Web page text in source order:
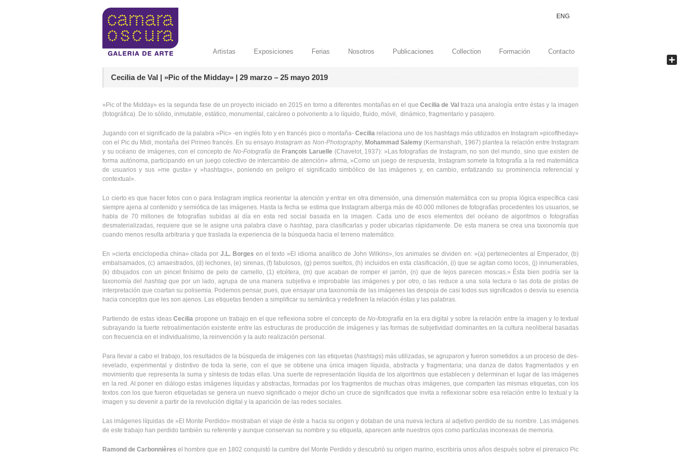
ENG
Artistas Exposiciones Ferias Nosotros Publicaciones Collection Formación Contacto
Cecilia de Val | »Pic of the Midday» | 29 marzo – 25 mayo 2019
»Pic of the Midday» es la segunda fase de un proyecto iniciado en 2015 en torno a diferentes montañas en el que Cecilia de Val traza una analogía entre éstas y la imagen
(fotográfica). De lo sólido, inmutable, estático, monumental, calcáreo o polvoriento a lo líquido, fluido, móvil, dinámico, fragmentario y pasajero.
Jugando con el significado de la palabra »Pic» -en inglés foto y en francés pico o montaña- Ceciliarelaciona uno de los hashtags más utilizados en Instagram »picoftheday»
con el Pic du Midi, montaña del Pirineo francés. En su ensayoInstagram as Non-Photography, Mohammad Salemy (Kermanshah, 1967) plantea la relación entre Instagram
y su océano de imágenes, con el concepto de No-Fotografía de François Laruelle (Chavelot, 1937): »Las fotografías de Instagram, no son del mundo, sino que existen de
forma autónoma, participando en un juego colectivo de intercambio de atención» afirma, »Como un juego de respuesta, Instagram somete la fotografía a la red matemática
de usuarios y sus »me gusta» y »hashtags», poniendo en peligro el significado simbólico de las imágenes y, en cambio, enfatizando su prominencia referencial y
contextual».
Lo cierto es que hacer fotos con o para Instagram implica reorientar la atención y entrar en otra dimensión, una dimensión matemática con su propia lógica específica casi
siempre ajena al contenido y semiótica de las imágenes. Hasta la fecha se estima que Instagram alberga más de 40.000 millones de fotografías procedentes los usuarios, se
habla de 70 millones de fotografías subidas al día en esta red social basada en la imagen. Cada uno de esos elementos del océano de algoritmos o fotografías
desmaterializadas, requiere que se le asigne una palabra clave o hashtag, para clasificarlas y poder ubicarlas rápidamente. De esta manera se crea una taxonomía que
cuando menos resulta arbitraria y que traslada la experiencia de la búsqueda hacia el terreno matemático.
En »cierta enciclopedia china» citada porJ.L. Borges en el texto »El idioma analítico de John Wilkins», los animales se dividen en: »(a) pertenecientes al Emperador, (b)
embalsamados, (c) amaestrados, (d) lechones, (e) sirenas, (f) fabulosos, (g) perros sueltos, (h) incluidos en esta clasificación, (i) que se agitan como locos, (j) innumerables,
(k) dibujados con un pincel finísimo de pelo de camello, (1) etcétera, (m) que acaban de romper el jarrón, (n) que de lejos parecen moscas.» Ésta bien podría ser la
taxonomía del hashtagque por un lado, agrupa de una manera subjetiva e improbable las imágenes y por otro, o las reduce a una sola lectura o las dota de pistas de
interpretación que coartan su polisemia. Podemos pensar, pues, que ensayar una taxonomía de las imágenes las despoja de casi todos sus significados o desvía su esencia
hacia conceptos que les son ajenos. Las etiquetas tienden a simplificar su semántica y redefinen la relación éstas y las palabras.
Partiendo de estas ideas Cecilia propone un trabajo en el que reflexiona sobre el concepto de No-fotografía en la era digital y sobre la relación entre la imagen y lo textual
subrayando la fuerte retroalimentación existente entre las estructuras de producción de imágenes y las formas de subjetividad dominantes en la cultura neoliberal basadas
con frecuencia en el individualismo, la reinvención y la auto realización personal.
Para llevar a cabo el trabajo, los resultados de la búsqueda de imágenes con las etiquetas (hashtags) más utilizadas, se agruparon y fueron sometidos a un proceso de des-
revelado, experimental y distintivo de toda la serie, con el que se obtiene una única imagen líquida, abstracta y fragmentaria; una danza de datos fragmentados y en
movimiento que representa la suma y síntesis de todas ellas. Una suerte de representación líquida de los algoritmos que establecen y determinan el lugar de las imágenes
en la red. Al poner en diálogo estas imágenes líquidas y abstractas, formadas por los fragmentos de muchas otras imágenes, que comparten las mismas etiquetas, con los
textos con los que fueron etiquetadas se genera un nuevo significado o mejor dicho un cruce de significados que invita a reflexionar sobre esa relación entre lo textual y la
imagen y su devenir a partir de la revolución digital y la aparición de las redes sociales.
Las imágenes líquidas de »El Monte Perdido» mostraban el viaje de éste a hacia su origen y dotaban de una nueva lectura al adjetivo perdido de su nombre. Las imágenes
de este trabajo han perdido también su referente y aunque conservan su nombre y su etiqueta, aparecen ante nuestros ojos como partículas inconexas de memoria.
Ramond de Carbonnières el hombre que en 1802 conquistó la cumbre del Monte Perdido y descubrió su origen marino, escribiría unos años después sobre el pirenaico Pic